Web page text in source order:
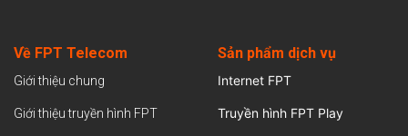
Về FPT Telecom
Giới thiệu chung
Giới thiệu truyền hình FPT
Sản phẩm dịch vụ
Internet FPT
Truyền hình FPT Play